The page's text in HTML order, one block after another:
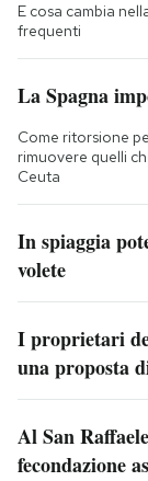
E cosa cambia
frequenti
La Spagna
Come ritorsione
rimuovere quelli
Ceuta
In spiaggia
volete
I proprietari
una proposta
Al San
fecondazione